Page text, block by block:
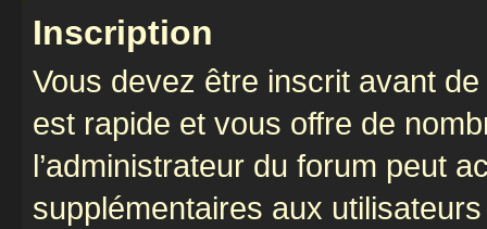
Inscription
Vous devez être inscrit avant
est rapide et vous offre de
l’administrateur du forum peut
supplémentaires aux